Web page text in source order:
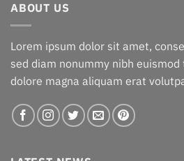
ABOUT US
Lorem ipsum dolor sit amet,
sed diam nonummy nibh
dolore magna aliquam erat